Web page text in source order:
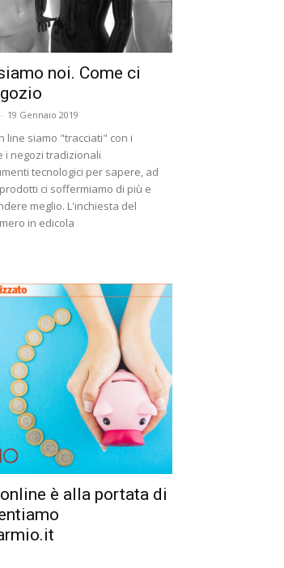
noi. Come ci
- 19 Gennaio 2019
line siamo "tracciati" con i
i negozi tradizionali
tecnologici per sapere, ad
ci soffermiamo di più e
meglio. L'inchiesta del
in edicola
è alla portata di